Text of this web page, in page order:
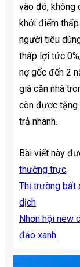
vào đó, không
khởi điểm
người tiêu
thấp lợi tức
nợ gốc đến 2
giá căn nhà
còn được tặng
trả nhanh.
Bài viết này
thường trực.
Thị trường bất
dịch
Nhơn hội new
đảo xanh